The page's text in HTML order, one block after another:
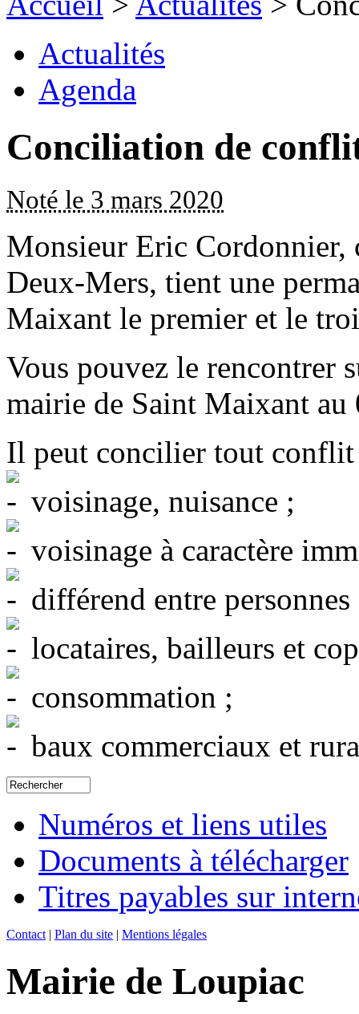
Actualités
Agenda
Conciliation de
Noté le 3 mars 2020
Monsieur Eric Cordonnier,
Deux-Mers, tient une
Maixant le premier et le
Vous pouvez le rencontrer
mairie de Saint Maixant au
Il peut concilier tout
voisinage, nuisance ;
voisinage à caractère
différend entre personnes
locataires, bailleurs et
consommation ;
baux commerciaux et
Numéros et liens utiles
Documents à télécharger
Titres payables sur
Contact | Plan du site | Mentions légales
Mairie de Loupiac